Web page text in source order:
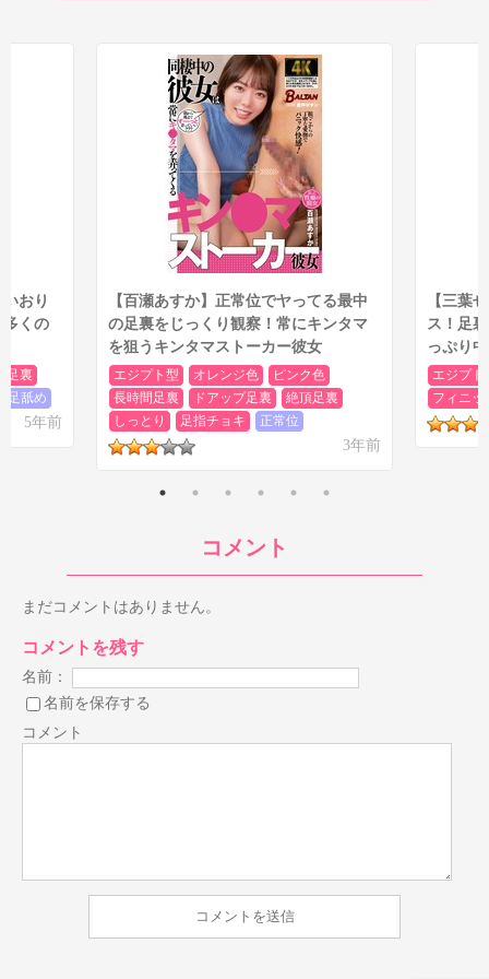
おり
くの
足裏
足舐め
5年前
【百瀬あすか】正常位でヤってる最中
の足裏をじっくり観察！常にキンタマ
を狙うキンタマストーカー彼女
エジプト型 オレンジ色
ピンク色
長時間足裏
ドアップ足裏
絶頂足裏
しっとり
足指チョキ 正常位
3年前
【三葉
ス！足
っぷり
エジプト
フィニッ
コメント
まだコメントはありません。
コメントを残す
名前：
名前を保存する
コメント